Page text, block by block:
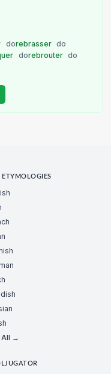
dorebrasser do
dorebrouter do
ETYMOLOGIES
All →